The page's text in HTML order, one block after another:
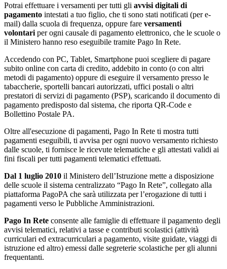
Potrai effettuare i versamenti per tutti gli avvisi digitali di
pagamento intestati a tuo figlio, che ti sono stati notificati (per e-
mail) dalla scuola di frequenza, oppure fare versamenti
volontari per ogni causale di pagamento elettronico, che le scuole o
il Ministero hanno reso eseguibile tramite Pago In Rete.
Accedendo con PC, Tablet, Smartphone puoi scegliere di pagare
subito online con carta di credito, addebito in conto (o con altri
metodi di pagamento) oppure di eseguire il versamento presso le
tabaccherie, sportelli bancari autorizzati, uffici postali o altri
prestatori di servizi di pagamento (PSP), scaricando il documento di
pagamento predisposto dal sistema, che riporta QR-Code e
Bollettino Postale PA.
Oltre all'esecuzione di pagamenti, Pago In Rete ti mostra tutti
pagamenti eseguibili, ti avvisa per ogni nuovo versamento richiesto
dalle scuole, ti fornisce le ricevute telematiche e gli attestati validi ai
fini fiscali per tutti pagamenti telematici effettuati.
Dal 1 luglio 2010 il Ministero dell’Istruzione mette a disposizione
delle scuole il sistema centralizzato “Pago In Rete”, collegato alla
piattaforma PagoPA che sarà utilizzata per l’erogazione di tutti i
pagamenti verso le Pubbliche Amministrazioni.
Pago In Rete consente alle famiglie di effettuare il pagamento degli
avvisi telematici, relativi a tasse e contributi scolastici (attività
curriculari ed extracurriculari a pagamento, visite guidate, viaggi di
istruzione ed altro) emessi dalle segreterie scolastiche per gli alunni
frequentanti.